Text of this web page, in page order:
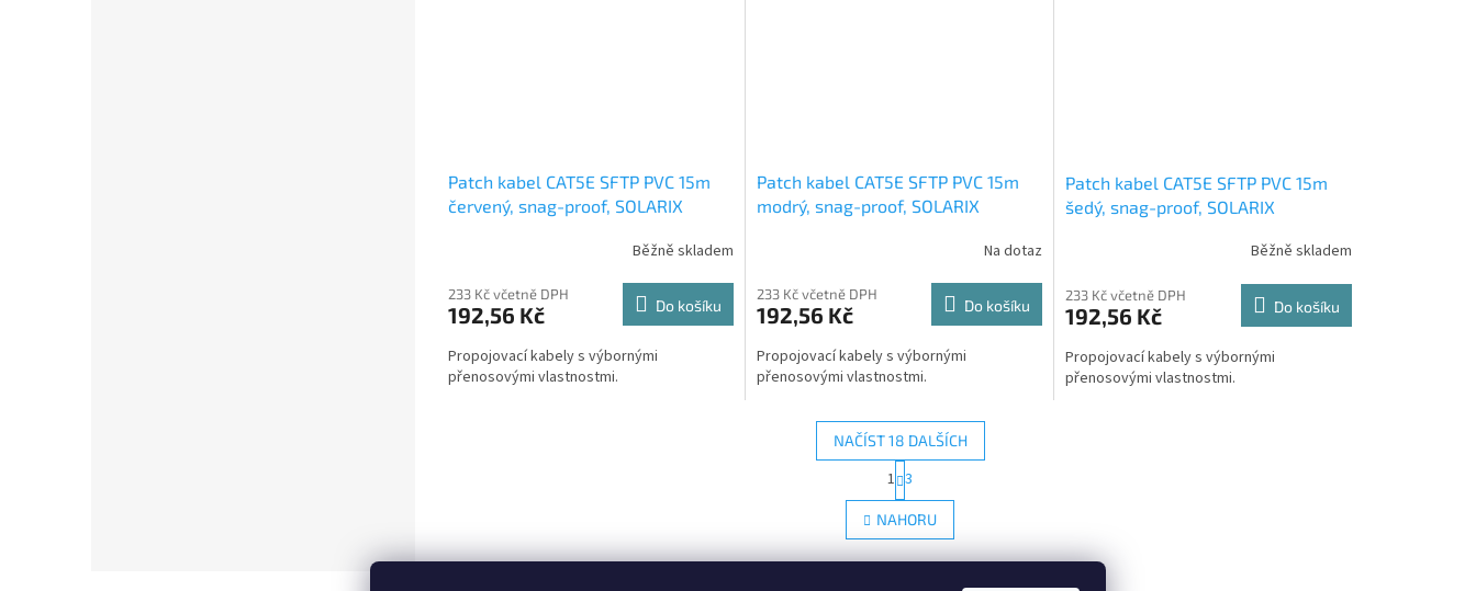
Patch kabel CAT5E SFTP PVC 15m
červený, snag-proof, SOLARIX
Běžně skladem
233 Kč včetně DPH
192,56 Kč Do košíku
Propojovací kabely s výbornými
přenosovými vlastnostmi.
Patch kabel CAT5E SFTP PVC 15m
modrý, snag-proof, SOLARIX
Na dotaz
233 Kč včetně DPH
192,56 Kč Do košíku
Propojovací kabely s výbornými
přenosovými vlastnostmi.
Patch kabel CAT5E SFTP PVC 15m
šedý, snag-proof, SOLARIX
Běžně skladem
233 Kč včetně DPH
192,56 Kč Do košíku
Propojovací kabely s výbornými
přenosovými vlastnostmi.
O
v
l
á
NAČÍST 18 DALŠÍCH
S
t
r
á
n
k
1 3
NAHORU